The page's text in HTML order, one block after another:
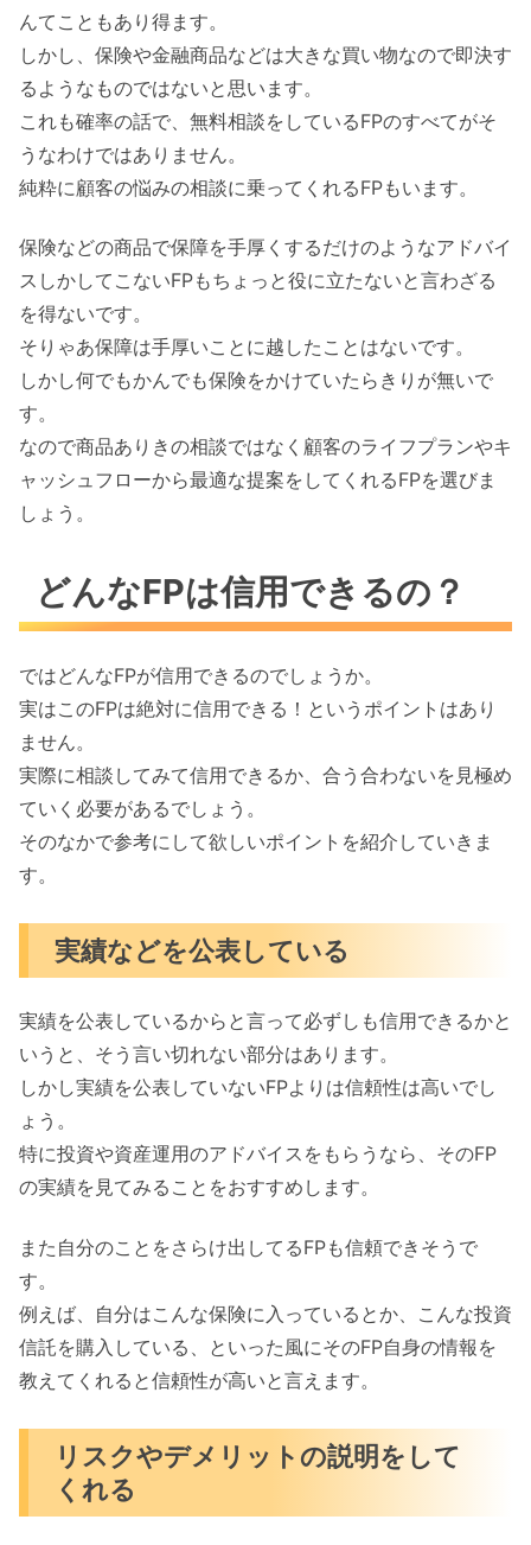
んてこともあり得ます。
しかし、保険や金融商品などは大きな買い物なので即決す
るようなものではないと思います。
これも確率の話で、無料相談をしているFPのすべてがそ
うなわけではありません。
純粋に顧客の悩みの相談に乗ってくれるFPもいます。
保険などの商品で保障を手厚くするだけのようなアドバイ
スしかしてこないFPもちょっと役に立たないと言わざる
を得ないです。
そりゃあ保障は手厚いことに越したことはないです。
しかし何でもかんでも保険をかけていたらきりが無いで
す。
なので商品ありきの相談ではなく顧客のライフプランやキ
ャッシュフローから最適な提案をしてくれるFPを選びま
しょう。
どんなFPは信用できるの？
ではどんなFPが信用できるのでしょうか。
実はこのFPは絶対に信用できる！というポイントはあり
ません。
実際に相談してみて信用できるか、合う合わないを見極め
ていく必要があるでしょう。
そのなかで参考にして欲しいポイントを紹介していきま
す。
実績などを公表している
実績を公表しているからと言って必ずしも信用できるかと
いうと、そう言い切れない部分はあります。
しかし実績を公表していないFPよりは信頼性は高いでし
ょう。
特に投資や資産運用のアドバイスをもらうなら、そのFP
の実績を見てみることをおすすめします。
また自分のことをさらけ出してるFPも信頼できそうで
す。
例えば、自分はこんな保険に入っているとか、こんな投資
信託を購入している、といった風にそのFP自身の情報を
教えてくれると信頼性が高いと言えます。
リスクやデメリットの説明をして
くれる